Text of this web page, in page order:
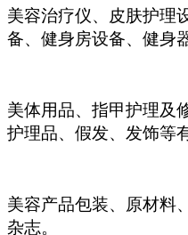
美容治疗仪、皮肤护理
备、健身房设备、健身
美体用品、指甲护理及
护理品、假发、发饰等
美容产品包装、原材料
杂志。